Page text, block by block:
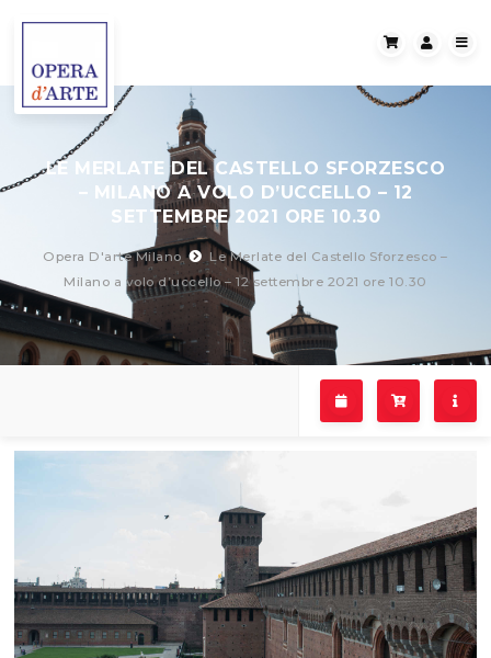
LE MERLATE DEL CASTELLO SFORZESCO
– MILANO A VOLO D’UCCELLO – 12
SETTEMBRE 2021 ORE 10.30
Opera D'arte Milano
Le Merlate del Castello Sforzesco –
Milano a volo d’uccello – 12 settembre 2021 ore 10.30